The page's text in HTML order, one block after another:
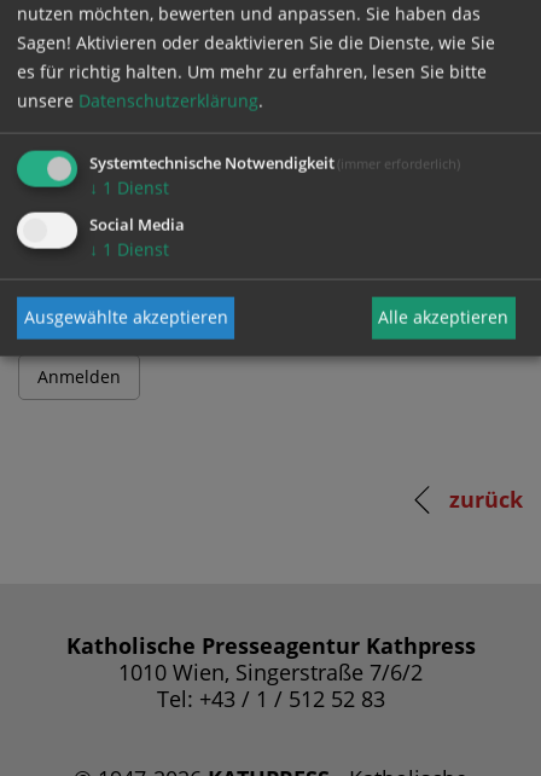
Bitte melden Sie sich mit Ihrem Benutzernamen
und Passwort an.
Benutzername
Passwort
zurück
Katholische Presseagentur Kathpress
1010 Wien, Singerstraße 7/6/2
Tel: +43 / 1 / 512 52 83
nutzen möchten, bewerten und anpassen. Sie haben das
Sagen! Aktivieren oder deaktivieren Sie die Dienste, wie Sie
es für richtig halten. Um mehr zu erfahren, lesen Sie bitte
unsere Datenschutzerklärung.
Systemtechnische Notwendigkeit (immer erforderlich)
↓ 1 Dienst
Social Media
↓ 1 Dienst
Ausgewählte akzeptieren Alle akzeptieren